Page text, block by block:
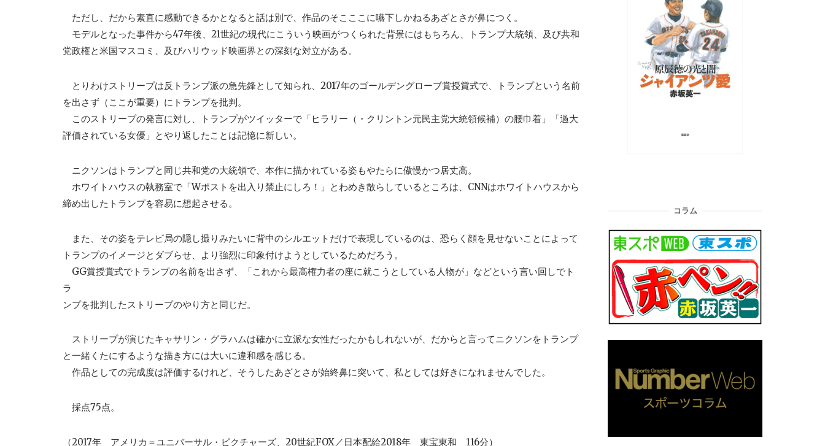
ただし、だから素直に感動できるかとなると話は別で、作品のそこここに嚥下しかねるあざとさが鼻につく。
モデルとなった事件から47年後、21世紀の現代にこういう映画がつくられた背景にはもちろん、トランプ大統領、及び共和
党政権と米国マスコミ、及びハリウッド映画界との深刻な対立がある。
とりわけストリープは反トランプ派の急先鋒として知られ、2017年のゴールデングローブ賞授賞式で、トランプという名前
を出さず（ここが重要）にトランプを批判。
このストリープの発言に対し、トランプがツイッターで「ヒラリー（・クリントン元民主党大統領候補）の腰巾着」「過大
評価されている女優」とやり返したことは記憶に新しい。
ニクソンはトランプと同じ共和党の大統領で、本作に描かれている姿もやたらに傲慢かつ居丈高。
ホワイトハウスの執務室で「Wポストを出入り禁止にしろ！」とわめき散らしているところは、CNNはホワイトハウスから
締め出したトランプを容易に想起させる。
また、その姿をテレビ局の隠し撮りみたいに背中のシルエットだけで表現しているのは、恐らく顔を見せないことによって
トランプのイメージとダブらせ、より強烈に印象付けようとしているためだろう。
GG賞授賞式でトランプの名前を出さず、「これから最高権力者の座に就こうとしている人物が」などという言い回しでト
ラ
ンプを批判したストリープのやり方と同じだ。
ストリープが演じたキャサリン・グラハムは確かに立派な女性だったかもしれないが、だからと言ってニクソンをトランプ
と一緒くたにするような描き方には大いに違和感を感じる。
作品としての完成度は評価するけれど、そうしたあざとさが始終鼻に突いて、私としては好きになれませんでした。
採点75点。
（2017年 アメリカ＝ユニバーサル・ピクチャーズ、20世紀FOX／日本配給2018年 東宝東和 116分）
コラム